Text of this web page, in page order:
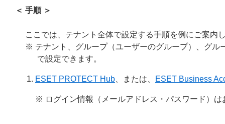
＜ 手順 ＞
ここでは、テナント全体で設定する手順を例にご案内
※ テナント、グループ（ユーザーのグループ）、グル
で設定できます。
ESET PROTECT Hub 、または、 ESET Business
※ ログイン情報（メールアドレス・パスワード）